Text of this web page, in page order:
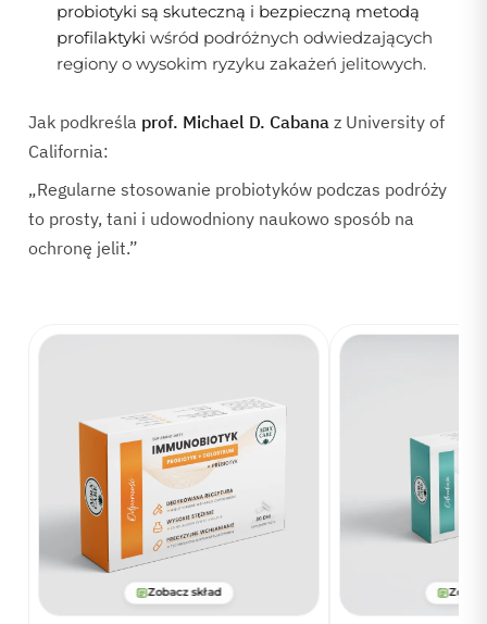
probiotyki są skuteczną i bezpieczną metodą
profilaktyki wśród podróżnych odwiedzających
regiony o wysokim ryzyku zakażeń jelitowych.
Jak podkreśla prof. Michael D. Cabana z University of
California:
„Regularne stosowanie probiotyków podczas podróży
to prosty, tani i udowodniony naukowo sposób na
ochronę jelit.”
Zobacz skład